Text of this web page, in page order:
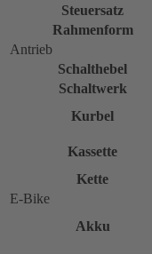
Steuersatz
Rahmenform
Antrieb
Schalthebel
Schaltwerk
Kurbel
Kassette
Kette
E-Bike
Akku